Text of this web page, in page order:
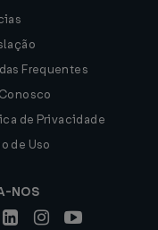
Frequentes
de Privacidade
de Uso
NOS